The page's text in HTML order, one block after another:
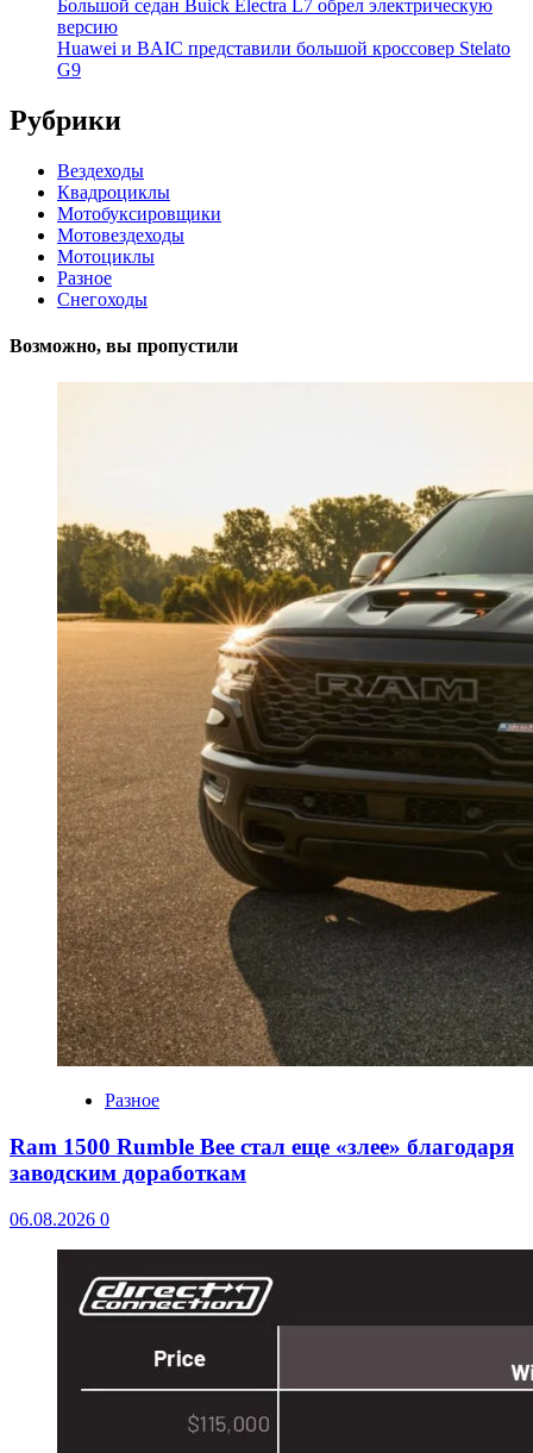
Большой седан Buick Electra L7 обрел электрическую
версию
Huawei и BAIC представили большой кроссовер Stelato
G9
Рубрики
Вездеходы
Квадроциклы
Мотобуксировщики
Мотовездеходы
Мотоциклы
Разное
Снегоходы
Возможно, вы пропустили
Разное
Ram 1500 Rumble Bee стал еще «злее» благодаря
заводским доработкам
06.08.2026 0